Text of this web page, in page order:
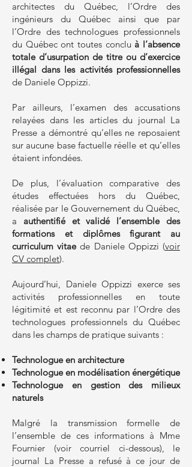
architectes du Québec, l’Ordre des
ingénieurs du Québec ainsi que par
l’Ordre des technologues professionnels
du Québec ont toutes conclu à l’absence
totale d’usurpation de titre ou d’exercice
illégal dans les activités professionnelles
de Daniele Oppizzi.
Par ailleurs, l’examen des accusations
relayées dans les articles du journal La
Presse a démontré qu’elles ne reposaient
sur aucune base factuelle réelle et qu’elles
étaient infondées.
De plus, l’évaluation comparative des
études effectuées hors du Québec,
réalisée par le Gouvernement du Québec,
a authentifié et validé l’ensemble des
formations et diplômes figurant au
curriculum vitaede Daniele Oppizzi (voir
CV complet).
Aujourd’hui, Daniele Oppizzi exerce ses
activités professionnelles en toute
légitimité et est reconnu par l’Ordre des
technologues professionnels du Québec
dans les champs de pratique suivants :
Technologue en architecture
Technologue en modélisation énergétique
Technologue en gestion des milieux
naturels
Malgré la transmission formelle de
l’ensemble de ces informations à Mme
Fournier (voir courriel ci-dessous), le
journal La Presse a refusé à ce jour de